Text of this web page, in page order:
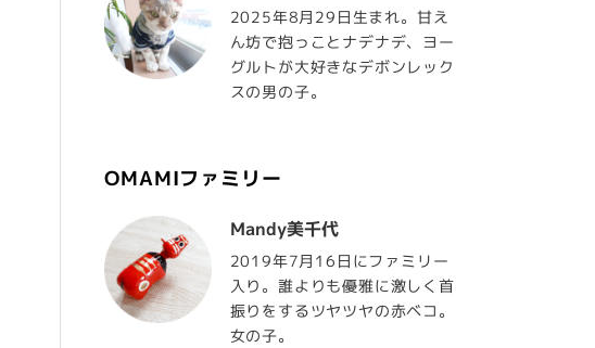
2025年8月29日生まれ。甘え
ん坊で抱っことナデナデ、ヨー
グルトが大好きなデボンレック
スの男の子。
OMAMIファミリー
Mandy美千代
2019年7月16日にファミリー
入り。誰よりも優雅に激しく首
振りをするツヤツヤの赤ベコ。
女の子。